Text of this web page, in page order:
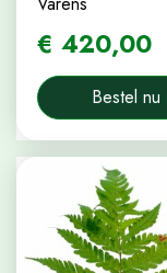
€ 420,00
Bestel nu